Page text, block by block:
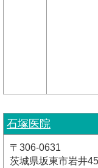
石塚医院
〒306-0631
茨城県坂東市岩井